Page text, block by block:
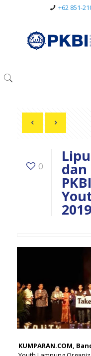
+62 851-
0 dan
2019
KUMPARAN.COM,